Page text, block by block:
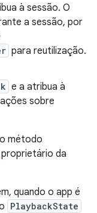
à sessão. O
a sessão, por
para reutilização.
e a atribua à
sobre
método
proprietário da
quando o app é
PlaybackState